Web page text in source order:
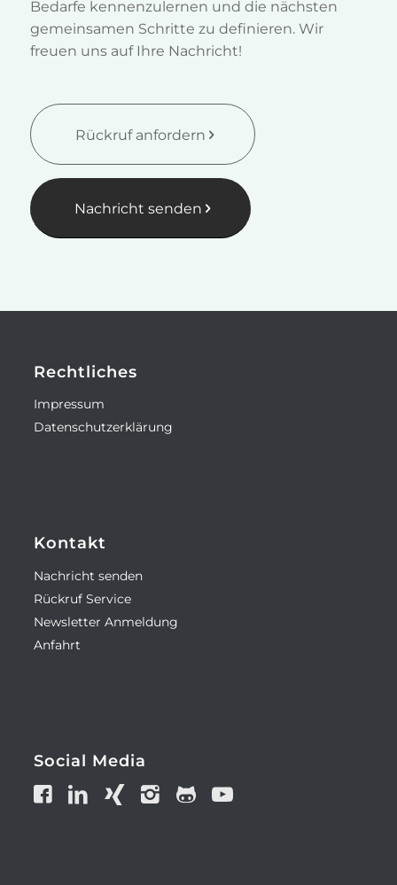
Bedarfe kennenzulernen und die nächsten
gemeinsamen Schritte zu definieren. Wir
freuen uns auf Ihre Nachricht!
Rückruf anfordern
Nachricht senden
Rechtliches
Impressum
Datenschutzerklärung
Kontakt
Nachricht senden
Rückruf Service
Newsletter Anmeldung
Anfahrt
Social Media